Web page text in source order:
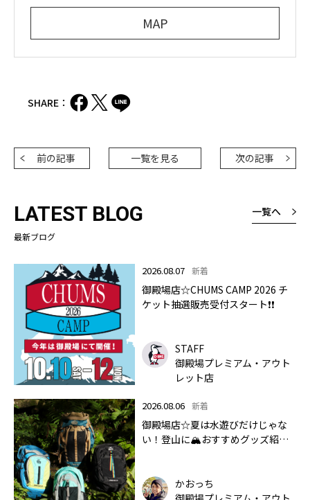
MAP
SHARE：
前の記事 一覧を見る 次の記事
LATEST BLOG
最新ブログ
一覧へ
2026.08.07 新着
御殿場店☆CHUMS CAMP 2026 チ
ケット抽選販売受付スタート❗❗
STAFF
御殿場プレミアム・アウト
レット店
2026.08.06 新着
御殿場店☆夏は水遊びだけじゃな
い！登山に🏔おすすめグッズ紹介
かおっち